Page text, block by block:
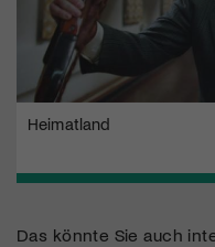
Heimatland
Das könnte Sie auch